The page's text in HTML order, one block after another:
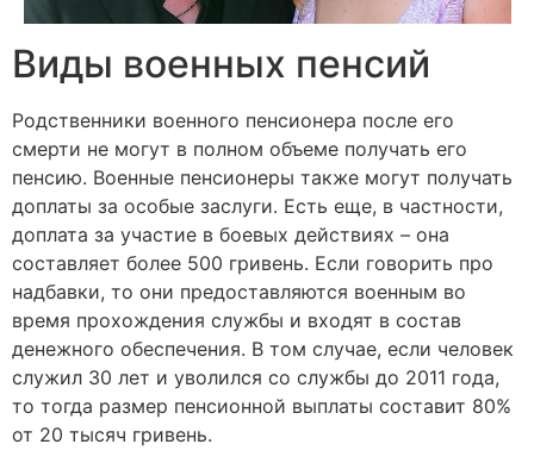
Виды военных пенсий
Родственники военного пенсионера после его
смерти не могут в полном объеме получать его
пенсию. Военные пенсионеры также могут получать
доплаты за особые заслуги. Есть еще, в частности,
доплата за участие в боевых действиях – она
составляет более 500 гривень. Если говорить про
надбавки, то они предоставляются военным во
время прохождения службы и входят в состав
денежного обеспечения. В том случае, если человек
служил 30 лет и уволился со службы до 2011 года,
то тогда размер пенсионной выплаты составит 80%
от 20 тысяч гривень.